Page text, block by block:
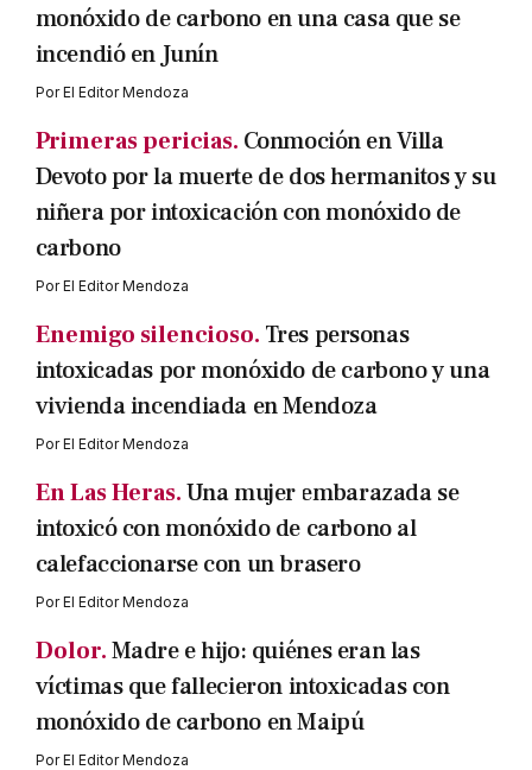
monóxido de carbono en una casa que se
incendió en Junín
PorEl Editor Mendoza
Primeras pericias. Conmoción en Villa
Devoto por la muerte de dos hermanitos y su
niñera por intoxicación con monóxido de
carbono
PorEl Editor Mendoza
Enemigo silencioso. Tres personas
intoxicadas por monóxido de carbono y una
vivienda incendiada en Mendoza
PorEl Editor Mendoza
En Las Heras.Una mujer embarazada se
intoxicó con monóxido de carbono al
calefaccionarse con un brasero
PorEl Editor Mendoza
Dolor.Madre e hijo: quiénes eran las
víctimas que fallecieron intoxicadas con
monóxido de carbono en Maipú
PorEl Editor Mendoza